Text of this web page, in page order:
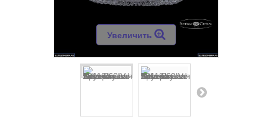
Увеличить